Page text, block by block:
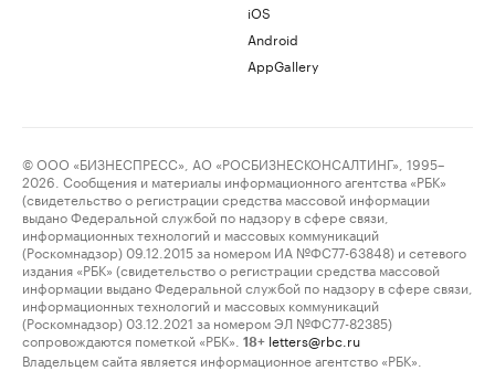
iOS
Android
AppGallery
© ООО «БИЗНЕСПРЕСС», АО «РОСБИЗНЕСКОНСАЛТИНГ», 1995–
2026. Сообщения и материалы информационного агентства «РБК»
(свидетельство о регистрации средства массовой информации
выдано Федеральной службой по надзору в сфере связи,
информационных технологий и массовых коммуникаций
(Роскомнадзор) 09.12.2015 за номером ИА №ФС77-63848) и сетевого
издания «РБК» (свидетельство о регистрации средства массовой
информации выдано Федеральной службой по надзору в сфере связи,
информационных технологий и массовых коммуникаций
(Роскомнадзор) 03.12.2021 за номером ЭЛ №ФС77-82385)
сопровождаются пометкой «РБК».
18+ letters@rbc.ru
Владельцем сайта является информационное агентство «РБК».